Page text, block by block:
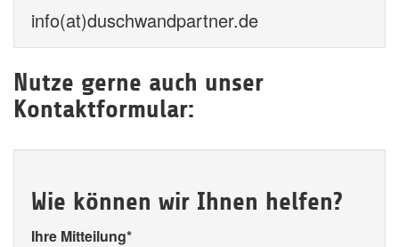
info(at)duschwandpartner.de
Nutze gerne auch unser
Kontaktformular:
Wie können wir Ihnen helfen?
Ihre Mitteilung*